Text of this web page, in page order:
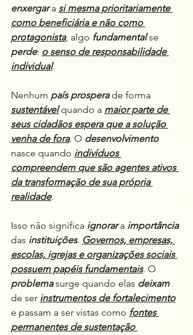
enxergar a si mesma prioritariamente
como beneficiária e não como
protagonista, algo fundamental se
perde: o senso de responsabilidade
individual.
Nenhum país prospera de forma
sustentável quando a maior parte de
seus cidadãos espera que a solução
venha de fora. O desenvolvimento
nasce quando indivíduos
compreendem que são agentes ativos
da transformação de sua própria
realidade.
Isso não significa ignorar a importância
das instituições. Governos, empresas,
escolas, igrejas e organizações sociais
possuem papéis fundamentais. O
problema surge quando elas deixam
de ser instrumentos de fortalecimento
e passam a ser vistas como fontes
permanentes de sustentação